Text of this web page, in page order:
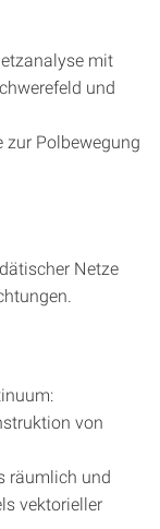
mit
und
Polbewegung
Netze
von
räumlich und
vektorieller